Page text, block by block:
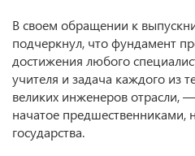
В своем обращении к
подчеркнул, что фундамент
достижения любого
учителя и задача каждого из
великих инженеров отрасли,
начатое предшественниками,
государства.